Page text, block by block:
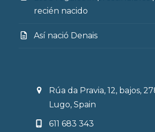
recién nacido
Así nació Denais
Rúa da Pravia, 12, bajos,
Lugo, Spain
611 683 343